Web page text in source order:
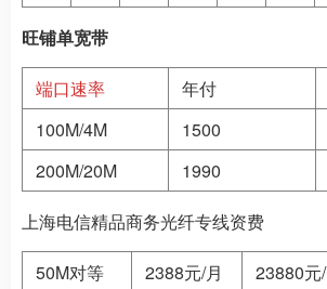
旺铺单宽带
端口速率 年付
100M/4M
1500
200M/20M
1990
上海电信精品商务光纤专线资费
50M对等 2388元/月
23880元/